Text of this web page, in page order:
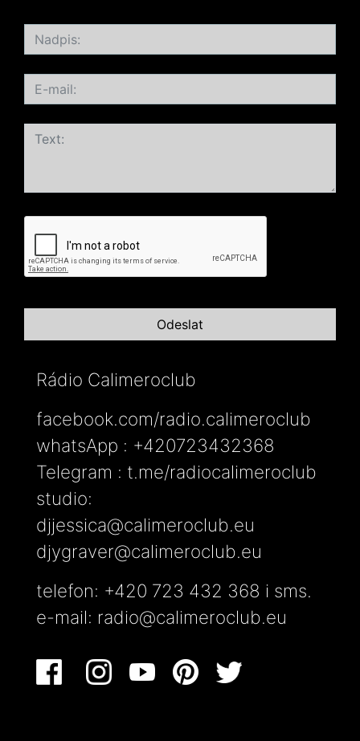
Rádio Calimeroclub
facebook.com/radio.calimeroclub
whatsApp : +420723432368
Telegram : t.me/radiocalimeroclub
studio:
djjessica@calimeroclub.eu
djygraver@calimeroclub.eu
telefon: +420 723 432 368 i sms.
e-mail: radio@calimeroclub.eu